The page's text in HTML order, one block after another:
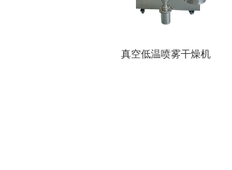
真空低温喷雾干燥机